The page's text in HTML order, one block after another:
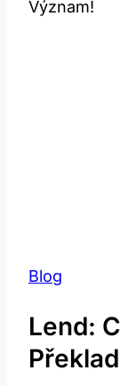
Význam!
Blog
Lend: